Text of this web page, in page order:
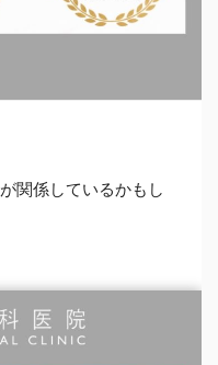
関係しているかもし